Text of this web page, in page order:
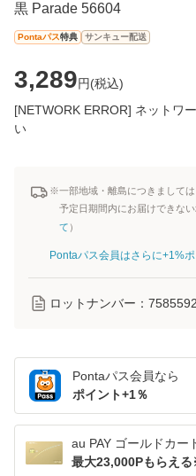
黒 Parade 56604
Pontaパス特典 サンキュー配送
3,289円(税込)
[NETWORK ERROR] ネットワ
い
※一部地域・離島につきまして
予定日期間内にお届けできな
て ）
Pontaパス会員はさらに+1%
ロットナンバー：
Pontaパス会員なら
ポイント+1％
au PAY ゴールドカー
最大23,000Pもらえ